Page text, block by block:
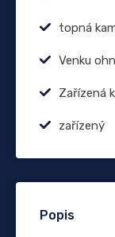
topná
Venku
Zařízená
zařízený
Popis